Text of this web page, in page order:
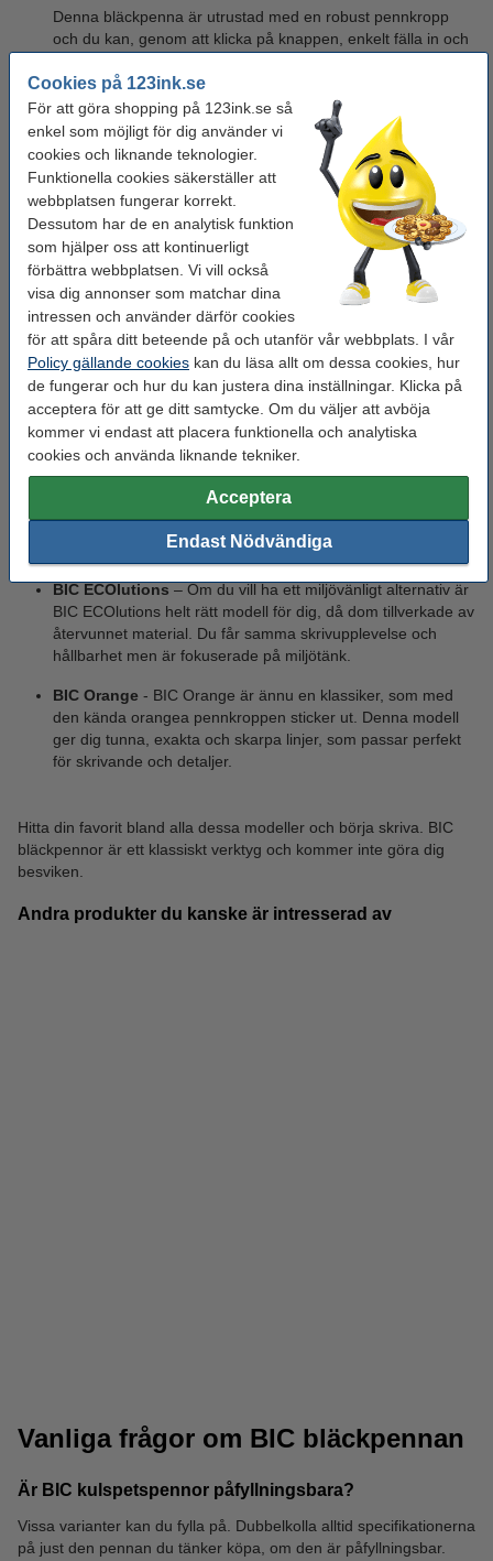
Cookies på 123ink.se
För att göra shopping på 123ink.se så
enkel som möjligt för dig använder vi
cookies och liknande teknologier.
Funktionella cookies säkerställer att
webbplatsen fungerar korrekt.
Dessutom har de en analytisk funktion
som hjälper oss att kontinuerligt
förbättra webbplatsen. Vi vill också
visa dig annonser som matchar dina
intressen och använder därför cookies
för att spåra ditt beteende på och utanför vår webbplats. I vår
Policy gällande cookies kan du läsa allt om dessa cookies, hur
de fungerar och hur du kan justera dina inställningar. Klicka på
acceptera för att ge ditt samtycke. Om du väljer att avböja
kommer vi endast att placera funktionella och analytiska
cookies och använda liknande tekniker.
Acceptera
Endast Nödvändiga
Denna bläckpenna är utrustad med en robust pennkropp
och du kan, genom att klicka på knappen, enkelt fälla in och
BIC Soft Feel
– Denna modell har en pennkropp utrustad
med gummi. BIC Soft Feel ger dig ett säkert grepp och den
är dessutom bekväm och ergonomisk att skriva med. Om du
skriver mycket är denna modell idealisk för dig.
BIC 4 Colours- Med BIC 4 Colours ger dig möjlighet att
byta färg på några sekunder. Den är utrustad med svart,
blått, rött och grönt bläck du kan skifta mellan genom att
byta färg på toppen av pennan. Denna är perfekt om du ofta
använder dig av olika färger och snabbt vill kunna byta.
BIC Atlantis Classic- BIC Atlantis Classic har flytande bläck
och ger dig en smidig skrivupplevelse. Pennans design och
bekväma grepp gör att den lämpar sig bra för dig som
exempelvis studerar eller använder bläckpennor mycket på
jobbet.
BIC Atlantis Soft - BIC Atlantis Soft är ett ergonomiskt val
pennkropp, som ger ultimat komfort när du använder den
måste anteckna mycket.
BIC ECOlutions – Om du vill ha ett miljövänligt alternativ är
BIC ECOlutions helt rätt modell för dig, då dom tillverkade av
återvunnet material. Du får samma skrivupplevelse och
hållbarhet men är fokuserade på miljötänk.
BIC Orange - BIC Orange är ännu en klassiker, som med
den kända orangea pennkroppen sticker ut. Denna modell
ger dig tunna, exakta och skarpa linjer, som passar perfekt
för skrivande och detaljer.
Hitta din favorit bland alla dessa modeller och börja skriva. BIC
bläckpennor är ett klassiskt verktyg och kommer inte göra dig
besviken.
Andra produkter du kanske är intresserad av
Vanliga frågor om BIC bläckpennan
Är BIC kulspetspennor påfyllningsbara?
Vissa varianter kan du fylla på. Dubbelkolla alltid specifikationerna
på just den pennan du tänker köpa, om den är påfyllningsbar.